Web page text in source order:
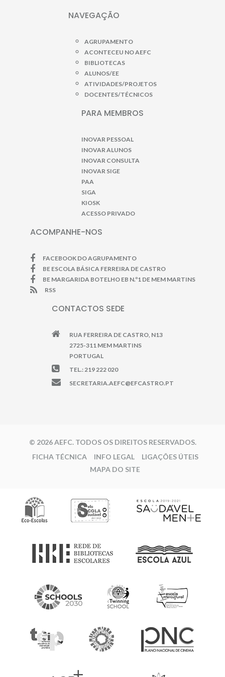
NAVEGAÇÃO
AGRUPAMENTO
ACONTECEU NO AEFC
BIBLIOTECAS
ALUNOS/EE
ATIVIDADES/PROJETOS
DOCENTES/TÉCNICOS
PARA MEMBROS
INOVAR PESSOAL
INOVAR ALUNOS
INOVAR CONSULTA
INOVAR SIGE
PAA
SIGA
KIOSK
ACESSO PRIVADO
ACOMPANHE-NOS
FACEBOOK DO AGRUPAMENTO
BE ESCOLA BÁSICA FERREIRA DE CASTRO
BE MARGARIDA BOTELHO EB N.º1 DE MEM MARTINS
RSS
CONTACTOS SEDE
RUA FERREIRA DE CASTRO, N13
2725-311 MEM MARTINS
PORTUGAL
TEL.: 219 222 020
SECRETARIA.AEFC@EFCASTRO.PT
© 2026 AEFC. TODOS OS DIREITOS RESERVADOS.
FICHA TÉCNICA
INFO LEGAL
LIGAÇÕES ÚTEIS
MAPA DO SITE